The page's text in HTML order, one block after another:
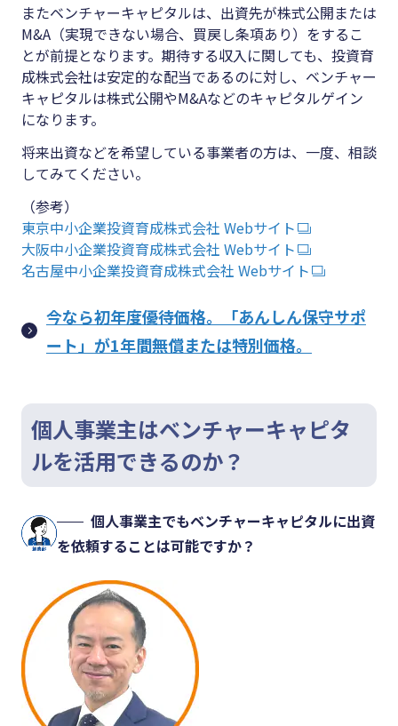
またベンチャーキャピタルは、出資先が株式公開または
M&A（実現できない場合、買戻し条項あり）をするこ
とが前提となります。期待する収入に関しても、投資育
成株式会社は安定的な配当であるのに対し、ベンチャー
キャピタルは株式公開やM&Aなどのキャピタルゲイン
になります。
将来出資などを希望している事業者の方は、一度、相談
してみてください。
（参考）
東京中小企業投資育成株式会社 Webサイト
大阪中小企業投資育成株式会社 Webサイト
名古屋中小企業投資育成株式会社 Webサイト
今なら初年度優待価格。「あんしん保守サポ
ート」が1年間無償または特別価格。
個人事業主はベンチャーキャピタ
ルを活用できるのか？
個人事業主でもベンチャーキャピタルに出資
を依頼することは可能ですか？